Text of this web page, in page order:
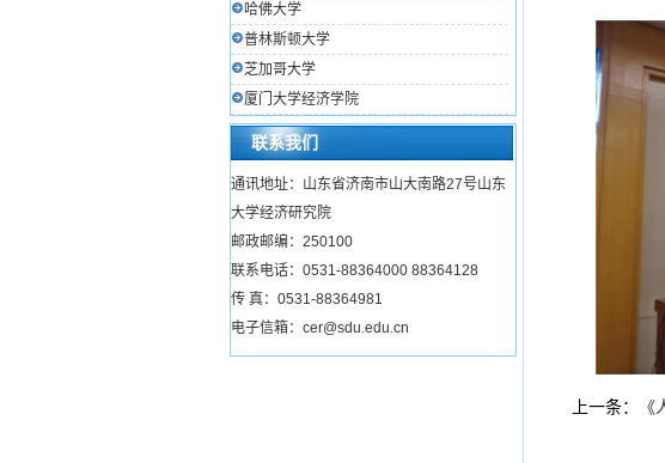
哈佛大学
普林斯顿大学
芝加哥大学
厦门大学经济学院
联系我们
通讯地址：山东省济南市山大南路27号山东
大学经济研究院
邮政邮编：250100
联系电话：0531-88364000 88364128
传 真：0531-88364981
电子信箱：cer@sdu.edu.cn
上一条：